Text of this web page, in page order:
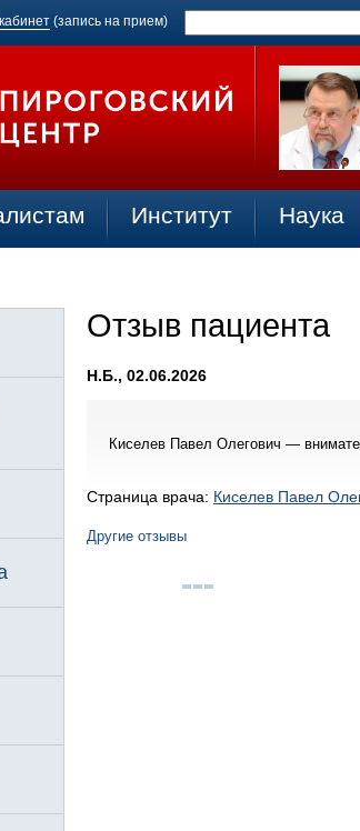
(запись на прием)
Институт Наука
Отзыв пациента
Н.Б., 02.06.2026
Киселев Павел Олегович —
Страница врача: Киселев Павел
Другие отзывы